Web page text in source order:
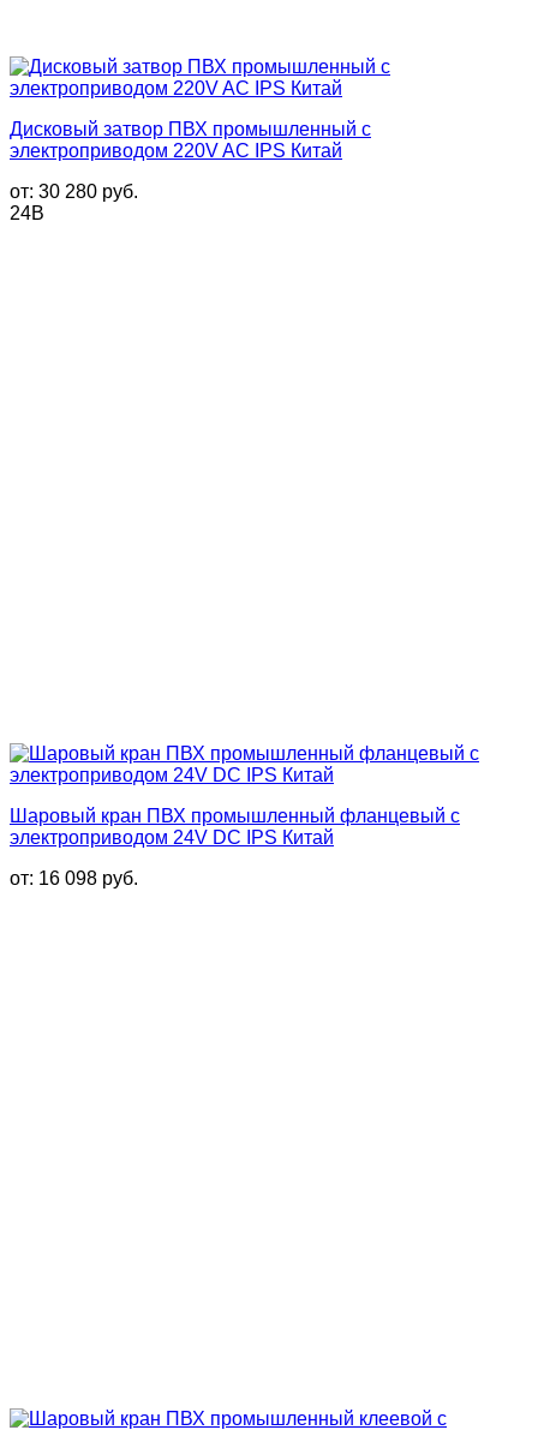
Дисковый затвор ПВХ промышленный с
электроприводом 220V AC IPS Китай
от: 30 280 руб.
24В
Шаровый кран ПВХ промышленный фланцевый с
электроприводом 24V DC IPS Китай
от: 16 098 руб.